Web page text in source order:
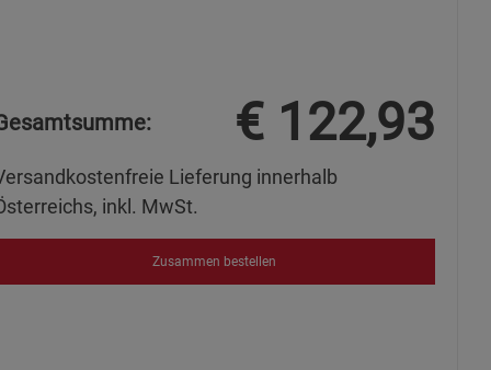
€ 122,93
Lieferung innerhalb
inkl. MwSt.
Zusammen bestellen